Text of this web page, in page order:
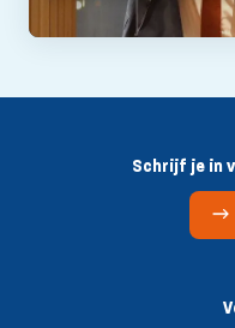
Schrijf je in